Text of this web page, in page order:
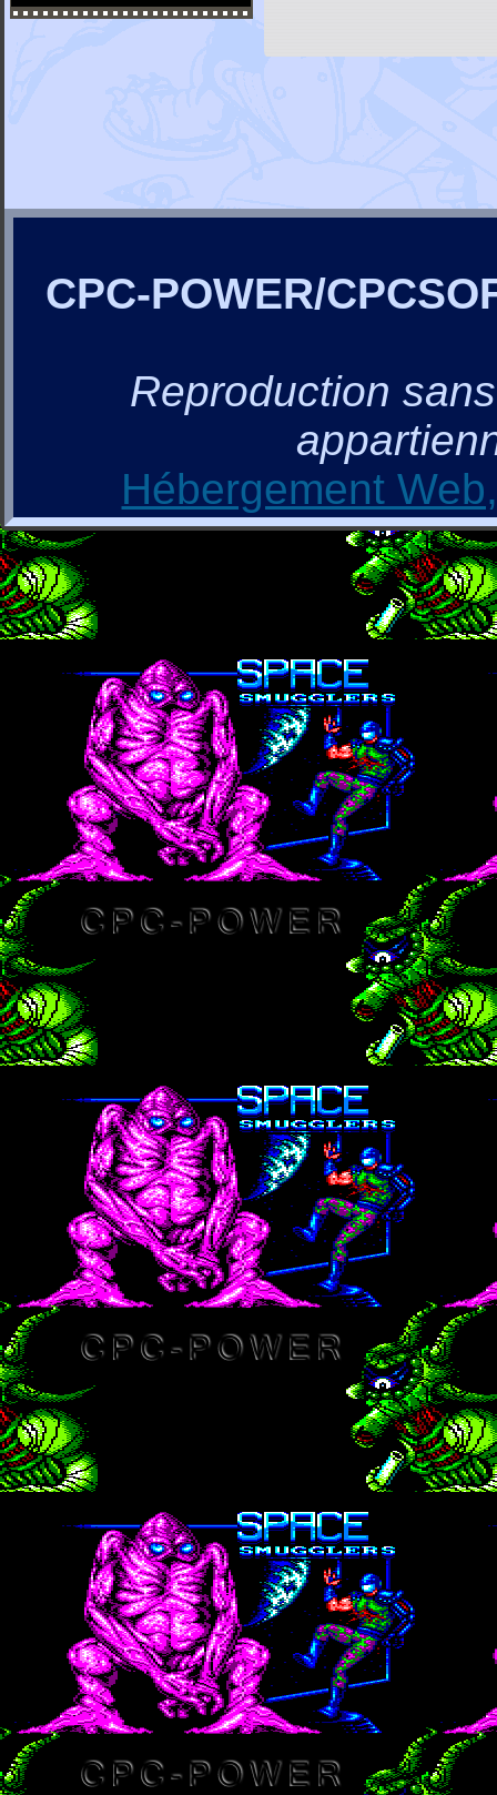
CPC-POWER/
Reproduction
Hébergement